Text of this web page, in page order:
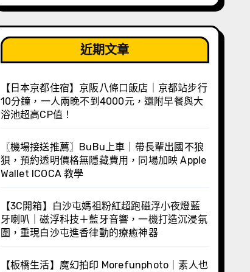
近期文章
【日本京都住宿】京阪八條口飯店｜京都站步行
10分鐘，一人兩晚不到4000元，還附早餐與大
浴池超高CP值！
〖機場接送推薦〗BuBu上車｜帶長輩出國不狼
狽，預約透明價格無隱藏費用，同場加映 Apple
Wallet ICOCA 教學
【3C開箱】白沙屯媽祖粉紅超跑磁浮小夜燈藍
牙喇叭｜磁浮科技＋藍牙音響，一機打造沉浸氛
圍，重現白沙屯進香律動的療癒神器
【板橋生活】魔幻拍印 Morefunphoto｜素人也